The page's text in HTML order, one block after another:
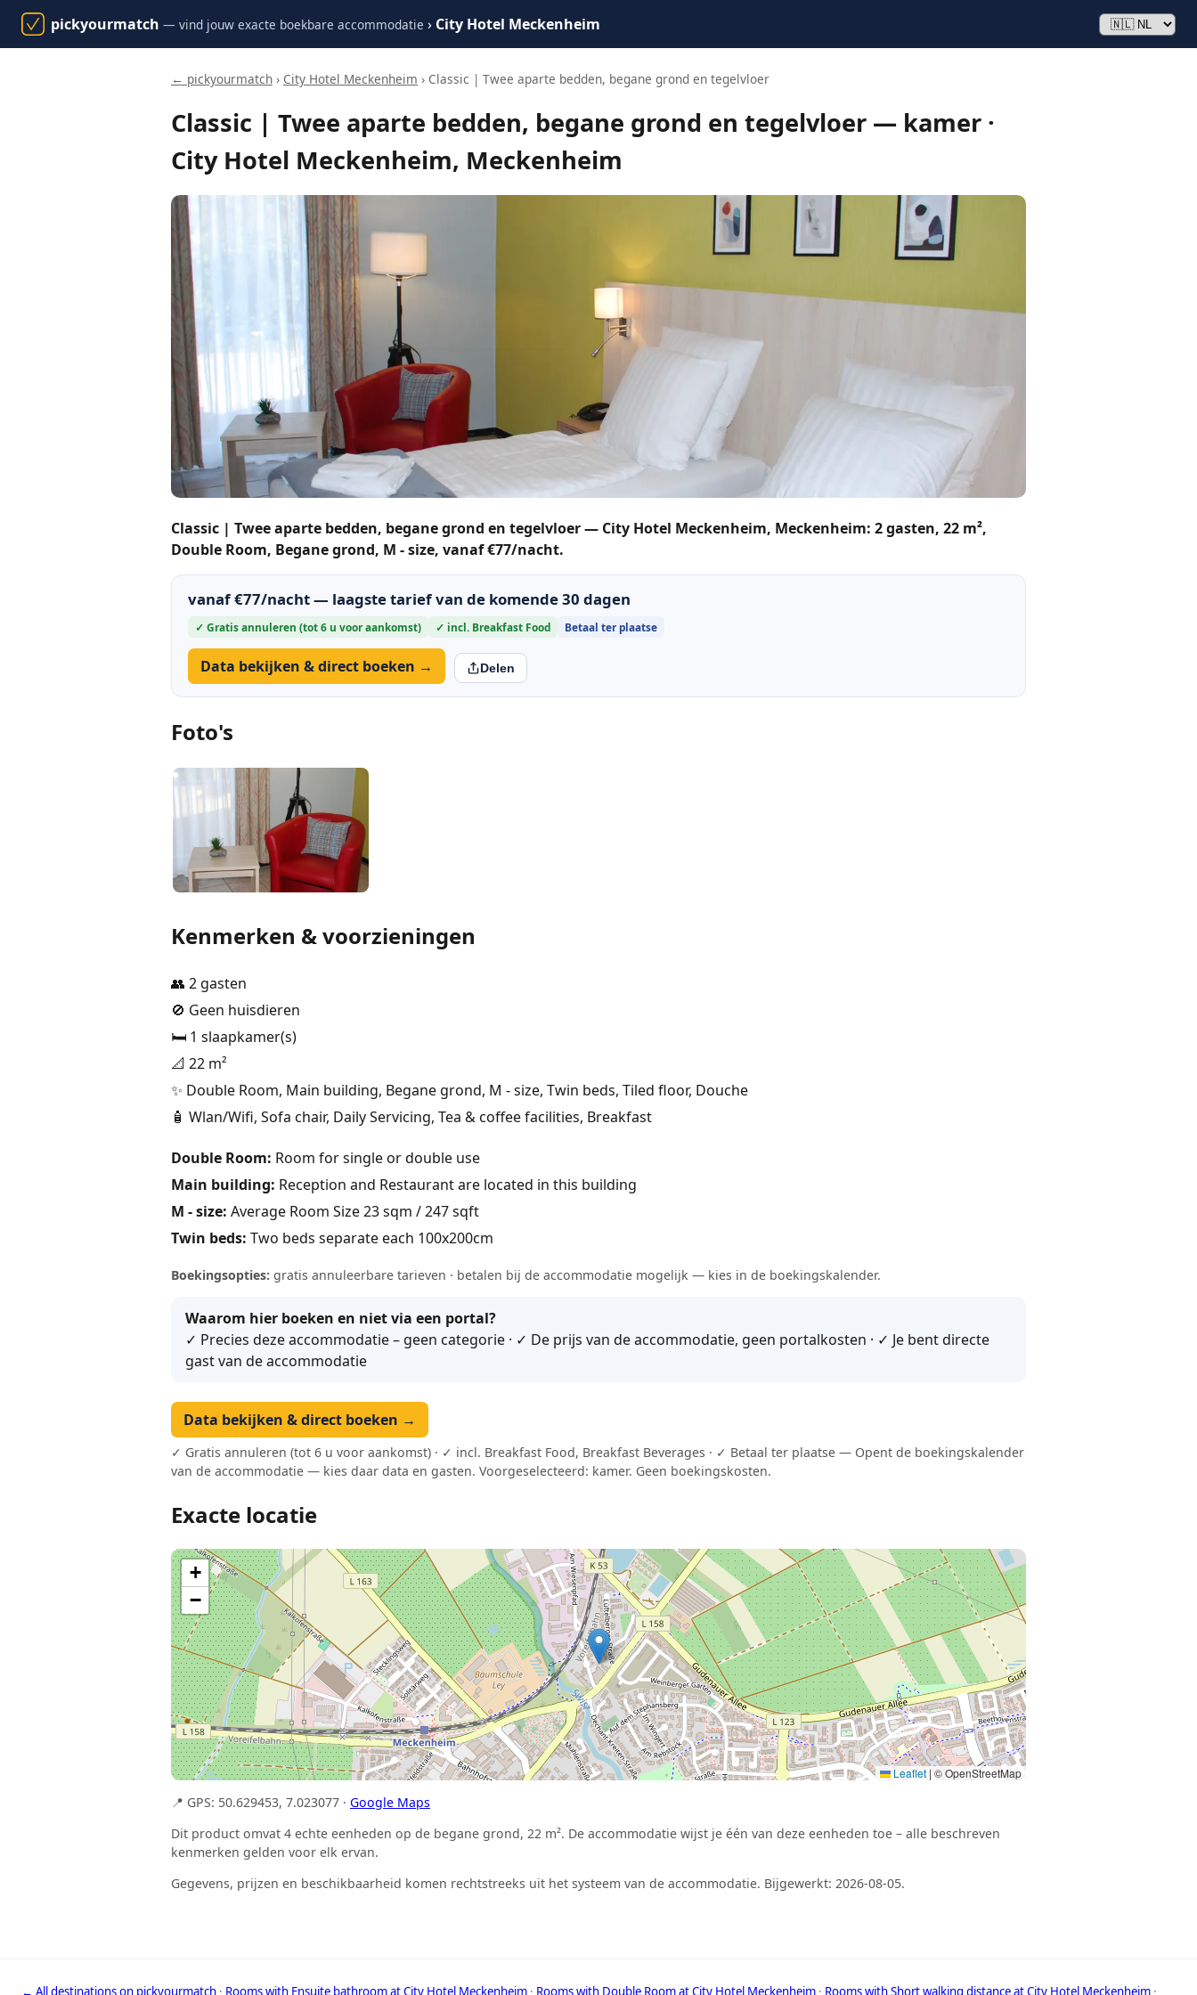
pickyourmatch — vind jouw exacte boekbare accommodatie › City Hotel Meckenheim
← pickyourmatch › City Hotel Meckenheim › Classic | Twee aparte bedden, begane grond en tegelvloer
Classic | Twee aparte bedden, begane grond en tegelvloer — kamer ·
City Hotel Meckenheim, Meckenheim
Classic | Twee aparte bedden, begane grond en tegelvloer — City Hotel Meckenheim, Meckenheim: 2 gasten, 22 m²,
Double Room, Begane grond, M - size, vanaf €77/nacht.
vanaf €77/nacht — laagste tarief van de komende 30 dagen
✓ Gratis annuleren (tot 6 u voor aankomst) ✓ incl. Breakfast Food Betaal ter plaatse
Data bekijken & direct boeken → Delen
Foto's
Kenmerken & voorzieningen
👥 2 gasten
🚫 Geen huisdieren
🛏️ 1 slaapkamer(s)
📐 22 m²
✨ Double Room, Main building, Begane grond, M - size, Twin beds, Tiled floor, Douche
🧴 Wlan/Wifi, Sofa chair, Daily Servicing, Tea & coffee facilities, Breakfast
Double Room: Room for single or double use
Main building: Reception and Restaurant are located in this building
M - size: Average Room Size 23 sqm / 247 sqft
Twin beds: Two beds separate each 100x200cm
Boekingsopties: gratis annuleerbare tarieven · betalen bij de accommodatie mogelijk — kies in de boekingskalender.
Waarom hier boeken en niet via een portal?
✓ Precies deze accommodatie – geen categorie · ✓ De prijs van de accommodatie, geen portalkosten · ✓ Je bent directe
gast van de accommodatie
Data bekijken & direct boeken →
✓ Gratis annuleren (tot 6 u voor aankomst) · ✓ incl. Breakfast Food, Breakfast Beverages · ✓ Betaal ter plaatse — Opent de boekingskalender
van de accommodatie — kies daar data en gasten. Voorgeselecteerd: kamer. Geen boekingskosten.
Exacte locatie
+
−
Leaflet | © OpenStreetMap
📍 GPS: 50.629453, 7.023077 · Google Maps
Dit product omvat 4 echte eenheden op de begane grond, 22 m². De accommodatie wijst je één van deze eenheden toe – alle beschreven
kenmerken gelden voor elk ervan.
Gegevens, prijzen en beschikbaarheid komen rechtstreeks uit het systeem van de accommodatie. Bijgewerkt: 2026-08-05.
← All destinations on pickyourmatch · Rooms with Ensuite bathroom at City Hotel Meckenheim · Rooms with Double Room at City Hotel Meckenheim · Rooms with Short walking distance at City Hotel Meckenheim ·